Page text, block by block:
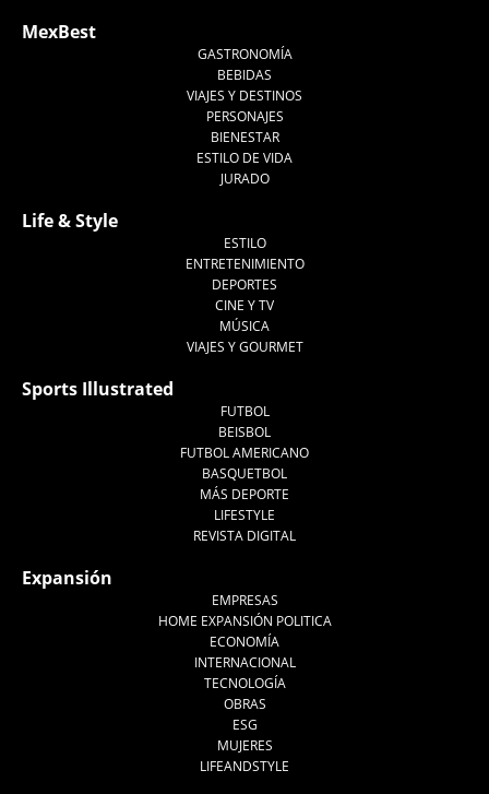
MexBest
GASTRONOMÍA
BEBIDAS
VIAJES Y DESTINOS
PERSONAJES
BIENESTAR
ESTILO DE VIDA
JURADO
Life & Style
ESTILO
ENTRETENIMIENTO
DEPORTES
CINE Y TV
MÚSICA
VIAJES Y GOURMET
Sports Illustrated
FUTBOL
BEISBOL
FUTBOL AMERICANO
BASQUETBOL
MÁS DEPORTE
LIFESTYLE
REVISTA DIGITAL
Expansión
EMPRESAS
HOME EXPANSIÓN POLITICA
ECONOMÍA
INTERNACIONAL
TECNOLOGÍA
OBRAS
ESG
MUJERES
LIFEANDSTYLE